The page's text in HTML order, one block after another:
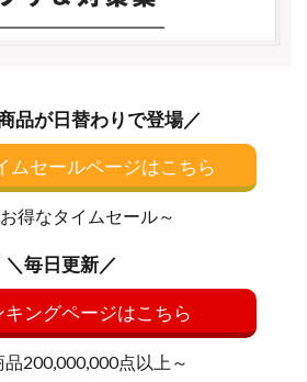
品が日替わりで登場／
ムセールページはこちら
得なタイムセール～
＼毎日更新／
ングページはこちら
品200,000,000点以上～